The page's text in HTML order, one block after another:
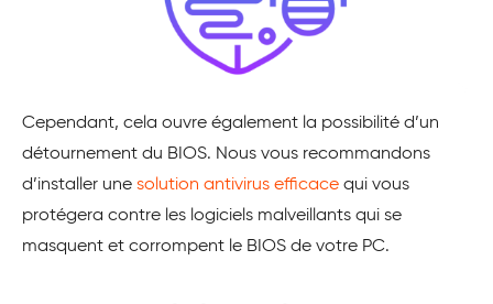
Cependant, cela ouvre également la possibilité d’un
détournement du BIOS. Nous vous recommandons
d’installer une solution antivirus efficace qui vous
protégera contre les logiciels malveillants qui se
masquent et corrompent le BIOS de votre PC.